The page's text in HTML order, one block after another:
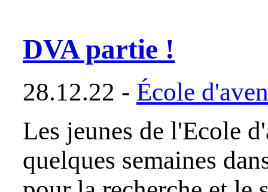
DVA partie !
28.12.22 - École
Les jeunes de l'Ecole
quelques semaines